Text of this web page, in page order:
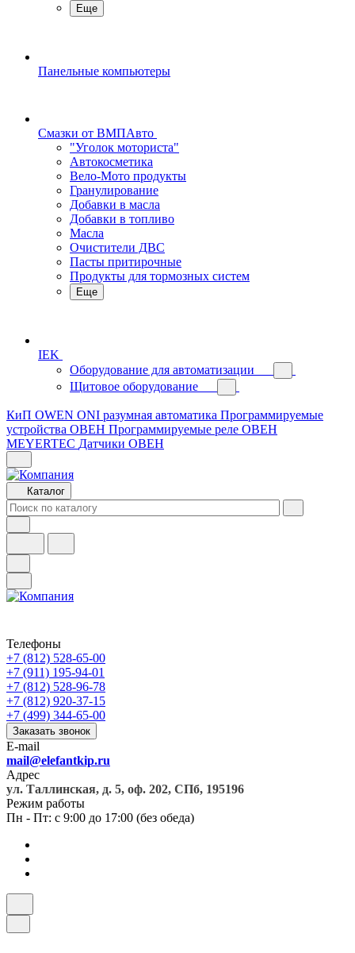
Еще
Панельные компьютеры
Смазки от ВМПАвто
"Уголок моториста"
Автокосметика
Вело-Мото продукты
Гранулирование
Добавки в масла
Добавки в топливо
Масла
Очистители ДВС
Пасты притирочные
Продукты для тормозных систем
Еще
IEK
Оборудование для автоматизации
Щитовое оборудование
КиП OWEN ONI разумная автоматика Программируемые
устройства ОВЕН Программируемые реле ОВЕН
MEYERTEC Датчики ОВЕН
Каталог
Телефоны
+7 (812) 528-65-00
+7 (911) 195-94-01
+7 (812) 528-96-78
+7 (812) 920-37-15
+7 (499) 344-65-00
Заказать звонок
E-mail
mail@elefantkip.ru
Адрес
ул. Таллинская, д. 5, оф. 202, СПб, 195196
Режим работы
Пн - Пт: с 9:00 до 17:00 (без обеда)